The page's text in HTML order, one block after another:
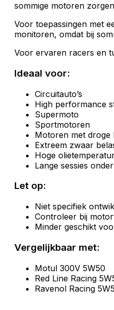
sommige motoren
Voor toepassingen met
monitoren, omdat bij
Voor ervaren racers en
Ideaal voor:
Circuitauto’s
High performance
Supermoto
Sportmotoren
Motoren met droge
Extreem zwaar
Hoge
Lange sessies
Let op:
Niet specifiek
Controleer bij
Minder geschikt
Vergelijkbaar met:
Motul 300V 5W50
Red Line Racing
Ravenol Racing